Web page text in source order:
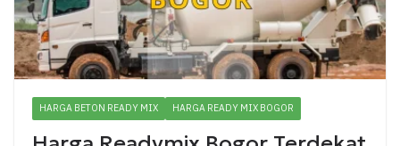
HARGA BETON READY MIX HARGA READY MIX BOGOR